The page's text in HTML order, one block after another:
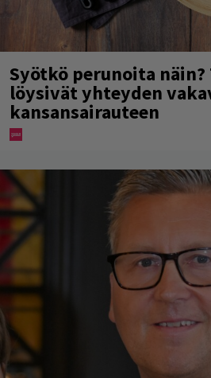
Syötkö perunoita
löysivät yhteyden
kansansairauteen